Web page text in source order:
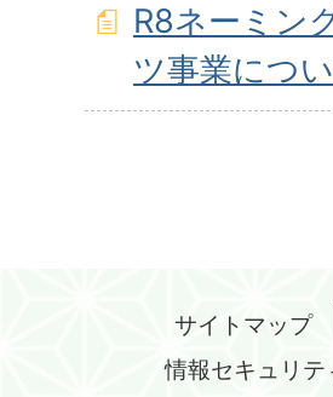
R8ネーミン
ツ事業につ
サイトマップ
情報セキュリテ